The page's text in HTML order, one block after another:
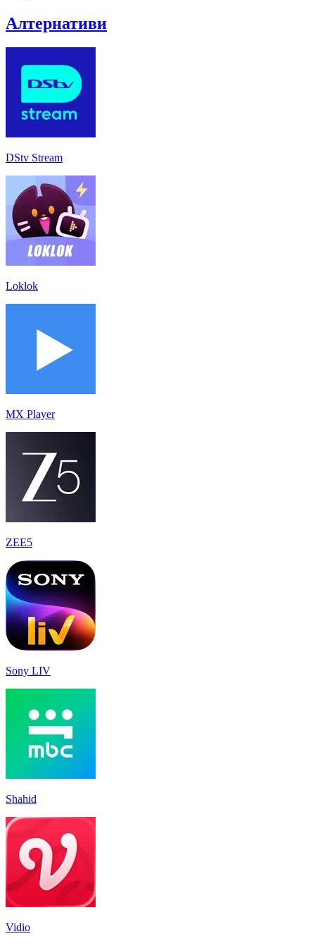
Алтернативи
DStv Stream
Loklok
MX Player
ZEE5
Sony LIV
Shahid
Vidio